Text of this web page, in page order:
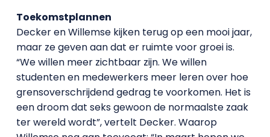
Toekomstplannen
Decker en Willemse kijken terug op een mooi jaar,
maar ze geven aan dat er ruimte voor groei is.
“We willen meer zichtbaar zijn. We willen
studenten en medewerkers meer leren over hoe
grensoverschrijdend gedrag te voorkomen. Het is
een droom dat seks gewoon de normaalste zaak
ter wereld wordt”, vertelt Decker. Waarop